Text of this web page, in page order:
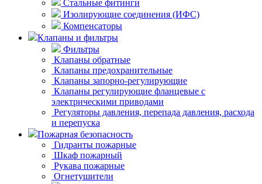
Стальные фитинги
Изолирующие соединения (ИФС)
Компенсаторы
Клапаны и фильтры
Фильтры
Клапаны обратные
Клапаны предохранительные
Клапаны запорно-регулирующие
Клапаны регулирующие фланцевые с
электрическими приводами
Регуляторы давления, перепада давления, расхода
и перепуска
Пожарная безопасность
Гидранты пожарные
Шкаф пожарный
Рукава пожарные
Огнетушители